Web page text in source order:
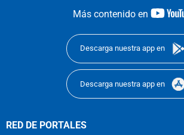
Más contenido en
Descarga nuestra app en
Descarga nuestra app en
RED DE PORTALES